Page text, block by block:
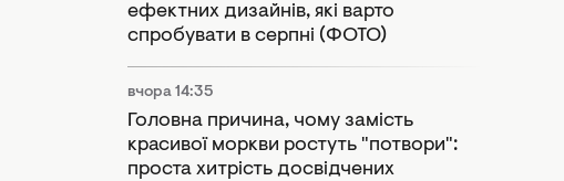
ефектних дизайнів, які варто
спробувати в серпні (ФОТО)
вчора 14:35
Головна причина, чому замість
красивої моркви ростуть "потвори":
проста хитрість досвідчених